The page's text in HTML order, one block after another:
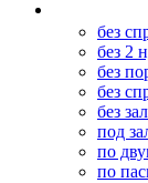
без
без 2
без
без
без
под
по
по